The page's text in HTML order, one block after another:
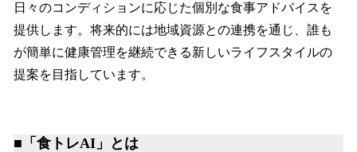
日々のコンディションに応じた個別な食事アドバイスを
提供します。将来的には地域資源との連携を通じ、誰も
が簡単に健康管理を継続できる新しいライフスタイルの
提案を目指しています。
■「食トレAI」とは